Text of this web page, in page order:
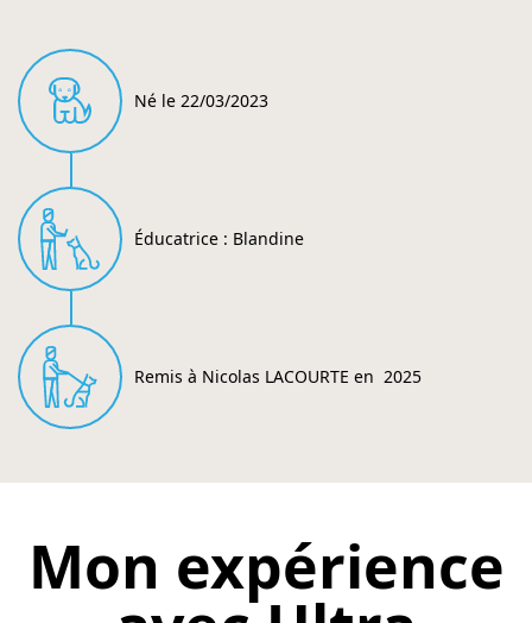
Né le 22/03/2023
Éducatrice : Blandine
Remis à Nicolas LACOURTE en 2025
Mon expérience